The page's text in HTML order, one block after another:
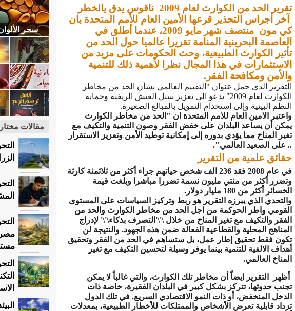
تقرير الحد من الكوارث لعام 2009 ناقوس يدق يالخطر
آخر أجراس التحذير قرعها الأمين العام للأمم المتحدة بان
كي مون منتصف شهر مايو 2009، عندما أطلق في
العاصمة البحرينية المنامة تقريرا عالميا حول الحد من
تأثير الكوارث الطبيعية، وحث الحكومات على مزيد من
الاستثمارات في هذا المجال نظرا لأهمية ذلك للتنمية
والأمن ومكافحة الفقر.
التقرير الذي حمل عنوان "التقييم العالمي بشأن الحد من مخاطر
الكوارث لعام 2009" يدعو الى تعزيز سبل العيش الريفية وحماية
النظم البيئية وإلى استخدام التمويل بالمبالغ الصغيرة.
واعتبر الامين العام للامم المتحدة ان "الحد من مخاطر الكوارث
يمكن أن يساعد البلدان على خفض الفقر وصون التنمية والتكيف مع
تغير المناخ مما يؤدي بدوره إلى إمكانية توطيد الأمن وتعزيز الاستقرار
.. على الصعيد العالمي".
حقائق علمية من التقرير
في عام 2008 فقد 236 الف شخص حياتهم جراء أكثر من ثلاثمئة كارثة
وتضرر أكثر من مئتي مليون نسمة تضررا مباشرا وبلغت قيمة
الخسائر أكثر من 180 مليار دولار.
والتحدي الذي يبرزه التقرير هو ربط وتركيز السياسات على المستوى
القومي واطر الحوكمة من اجل الحد من مخاطر الكوارث والحد من
الفقر والتكيف مع تغير المناخ من خلال \'\'التصرف بذكاء\'\' لإدراج
المناهج المحلية والقطاعية الفعالة ضمن هذه الجهود. والنتيجة لن
تكون فقط تحقيق إطار عمل، بل ستساهم في الحد من الفقر وتحقيق
أهداف الالفية للتنمية بينما يوفر وسيلة لتحسين التكيف مع تغير
المناخ العالمي.
أظهر التقرير ايضاً أن مخاطر تلك الكوارث، والتي غالباً لا يمكن
تجنب حدوثها، تتركز بشكل كبير في البلدان الفقيرة، خاصة ذات
الدخل المنخفض، أو ذات النمو الاقتصادي السريع. في تلك الدول
تزداد قابلية تعرض الأشخاص والممتلكات للأخطار الطبيعية، بمعدلات
سحر
مقالات
مصر